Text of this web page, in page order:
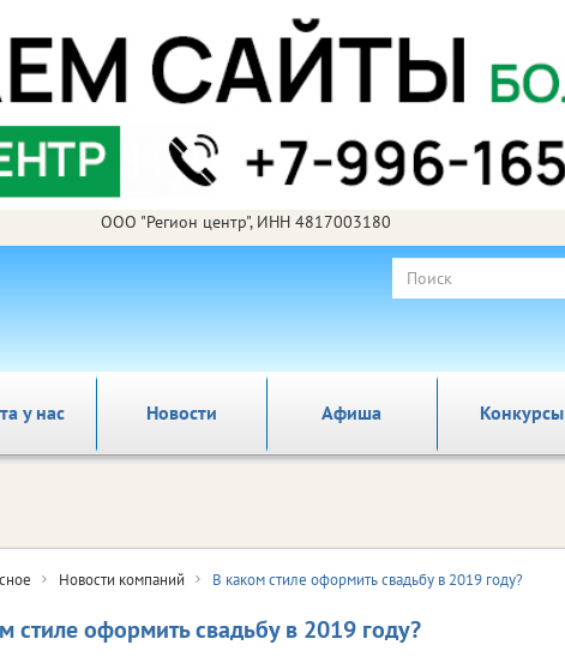
ООО "Регион центр", ИНН 4817003180
у нас Новости Афиша Конкурсы
Новости компаний В каком стиле оформить свадьбу в 2019 году?
стиле оформить свадьбу в 2019 году?